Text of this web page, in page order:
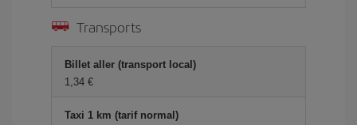
Transports
Billet aller (transport local)
1,34 €
Taxi 1 km (tarif normal)